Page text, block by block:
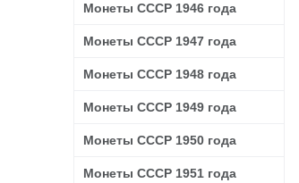
Монеты СССР 1946 года
Монеты СССР 1947 года
Монеты СССР 1948 года
Монеты СССР 1949 года
Монеты СССР 1950 года
Монеты СССР 1951 года